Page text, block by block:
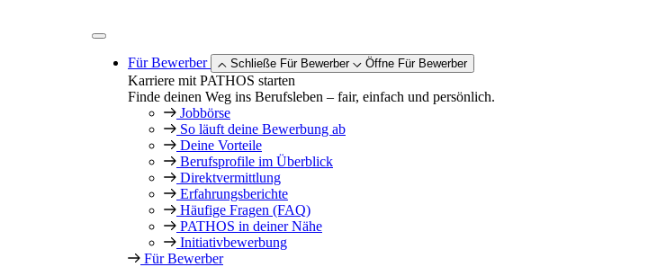
Für Bewerber
Schließe Für Bewerber Öffne Für Bewerber
Karriere mit PATHOS starten
Finde deinen Weg ins Berufsleben – fair, einfach und persönlich.
Jobbörse
So läuft deine Bewerbung ab
Deine Vorteile
Berufsprofile im Überblick
Direktvermittlung
Erfahrungsberichte
Häufige Fragen (FAQ)
PATHOS in deiner Nähe
Initiativbewerbung
Für Bewerber